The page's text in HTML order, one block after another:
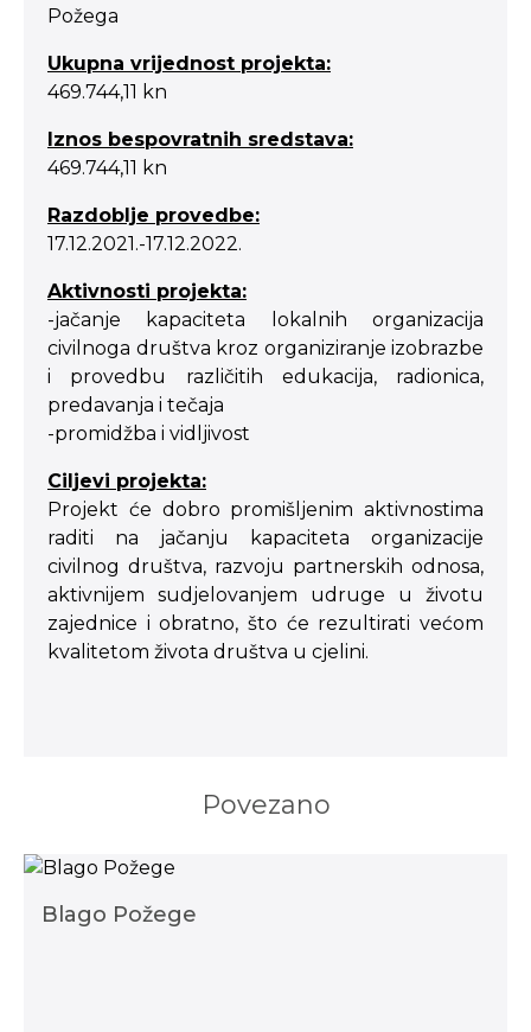
Požega
Ukupna vrijednost projekta:
469.744,11 kn
Iznos bespovratnih sredstava:
469.744,11 kn
Razdoblje provedbe:
17.12.2021.-17.12.2022.
Aktivnosti projekta:
-jačanje kapaciteta lokalnih organizacija
civilnoga društva kroz organiziranje izobrazbe
i provedbu različitih edukacija, radionica,
predavanja i tečaja
-promidžba i vidljivost
Ciljevi projekta:
Projekt će dobro promišljenim aktivnostima
raditi na jačanju kapaciteta organizacije
civilnog društva, razvoju partnerskih odnosa,
aktivnijem sudjelovanjem udruge u životu
zajednice i obratno, što će rezultirati većom
kvalitetom života društva u cjelini.
Povezano
Blago Požege